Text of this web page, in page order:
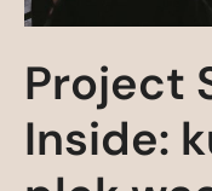
Project
Inside: